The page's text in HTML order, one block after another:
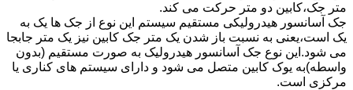
متر جک،کابین دو متر حرکت می کند.
جک آسانسور هیدرولیکی مستقیم سیستم این نوع از جک ها یک به
یک است،یعنی به نسبت باز شدن یک متر جک کابین نیز یک متر جابجا
می شود.این نوع جک آسانسور هیدرولیک به صورت مستقیم (بدون
واسطه)به یوک کابین متصل می شود و دارای سیستم های کناری یا
مرکزی است.